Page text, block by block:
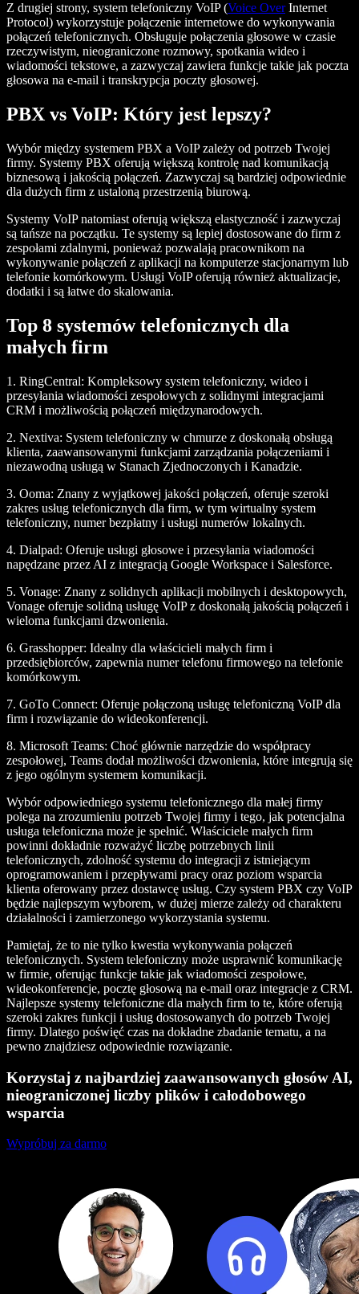
Z drugiej strony, system telefoniczny VoIP (Voice OverInternet
Protocol) wykorzystuje połączenie internetowe do wykonywania
połączeń telefonicznych. Obsługuje połączenia głosowe w czasie
rzeczywistym, nieograniczone rozmowy, spotkania wideo i
wiadomości tekstowe, a zazwyczaj zawiera funkcje takie jak poczta
głosowa na e-mail i transkrypcja poczty głosowej.
PBX vs VoIP: Który jest lepszy?
Wybór między systemem PBX a VoIP zależy od potrzeb Twojej
firmy. Systemy PBX oferują większą kontrolę nad komunikacją
biznesową i jakością połączeń. Zazwyczaj są bardziej odpowiednie
dla dużych firm z ustaloną przestrzenią biurową.
Systemy VoIP natomiast oferują większą elastyczność i zazwyczaj
są tańsze na początku. Te systemy są lepiej dostosowane do firm z
zespołami zdalnymi, ponieważ pozwalają pracownikom na
wykonywanie połączeń z aplikacji na komputerze stacjonarnym lub
telefonie komórkowym. Usługi VoIP oferują również aktualizacje,
dodatki i są łatwe do skalowania.
Top 8 systemów telefonicznych dla
małych firm
1. RingCentral: Kompleksowy system telefoniczny, wideo i
przesyłania wiadomości zespołowych z solidnymi integracjami
CRM i możliwością połączeń międzynarodowych.
2. Nextiva: System telefoniczny w chmurze z doskonałą obsługą
klienta, zaawansowanymi funkcjami zarządzania połączeniami i
niezawodną usługą w Stanach Zjednoczonych i Kanadzie.
3. Ooma: Znany z wyjątkowej jakości połączeń, oferuje szeroki
zakres usług telefonicznych dla firm, w tym wirtualny system
telefoniczny, numer bezpłatny i usługi numerów lokalnych.
4. Dialpad: Oferuje usługi głosowe i przesyłania wiadomości
napędzane przez AI z integracją Google Workspace i Salesforce.
5. Vonage: Znany z solidnych aplikacji mobilnych i desktopowych,
Vonage oferuje solidną usługę VoIP z doskonałą jakością połączeń i
wieloma funkcjami dzwonienia.
6. Grasshopper: Idealny dla właścicieli małych firm i
przedsiębiorców, zapewnia numer telefonu firmowego na telefonie
komórkowym.
7. GoTo Connect: Oferuje połączoną usługę telefoniczną VoIP dla
firm i rozwiązanie do wideokonferencji.
8. Microsoft Teams: Choć głównie narzędzie do współpracy
zespołowej, Teams dodał możliwości dzwonienia, które integrują się
z jego ogólnym systemem komunikacji.
Wybór odpowiedniego systemu telefonicznego dla małej firmy
polega na zrozumieniu potrzeb Twojej firmy i tego, jak potencjalna
usługa telefoniczna może je spełnić. Właściciele małych firm
powinni dokładnie rozważyć liczbę potrzebnych linii
telefonicznych, zdolność systemu do integracji z istniejącym
oprogramowaniem i przepływami pracy oraz poziom wsparcia
klienta oferowany przez dostawcę usług. Czy system PBX czy VoIP
będzie najlepszym wyborem, w dużej mierze zależy od charakteru
działalności i zamierzonego wykorzystania systemu.
Pamiętaj, że to nie tylko kwestia wykonywania połączeń
telefonicznych. System telefoniczny może usprawnić komunikację
w firmie, oferując funkcje takie jak wiadomości zespołowe,
wideokonferencje, pocztę głosową na e-mail oraz integracje z CRM.
Najlepsze systemy telefoniczne dla małych firm to te, które oferują
szeroki zakres funkcji i usług dostosowanych do potrzeb Twojej
firmy. Dlatego poświęć czas na dokładne zbadanie tematu, a na
pewno znajdziesz odpowiednie rozwiązanie.
Korzystaj z najbardziej zaawansowanych głosów AI,
nieograniczonej liczby plików i całodobowego
wsparcia
Wypróbuj za darmo